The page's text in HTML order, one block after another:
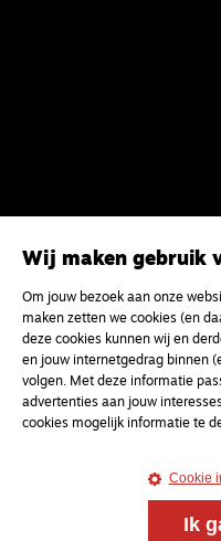
Meld je aan
nieuwsbrief
uw e-mailadres
Wij maken gebruik
Om jouw bezoek aan onze
maken zetten we cookies (en
deze cookies kunnen wij en
en jouw internetgedrag binnen
volgen. Met deze informatie
advertenties aan jouw
cookies mogelijk informatie te
Cookie
Ik